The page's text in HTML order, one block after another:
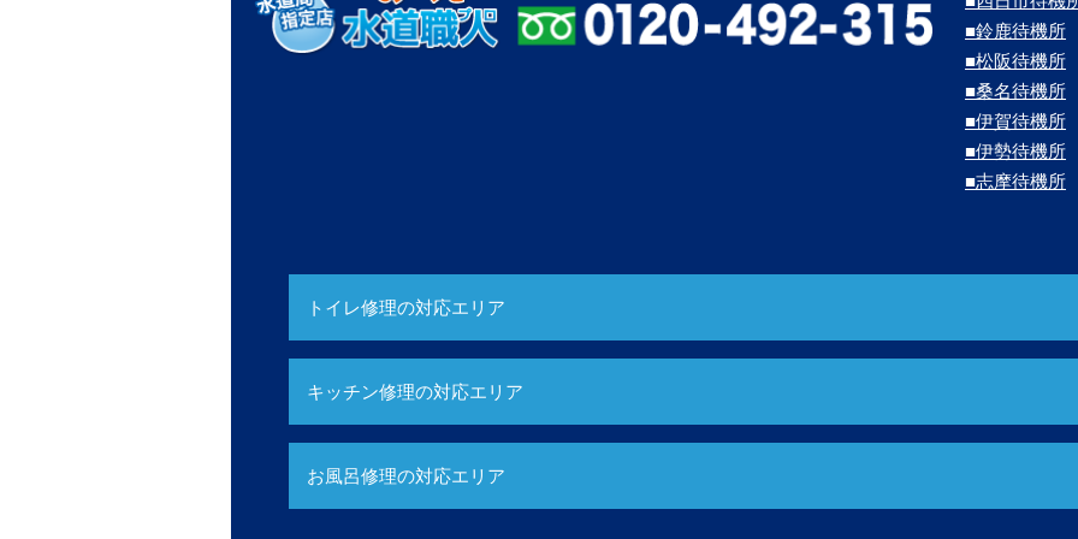
■鈴鹿待機所
■松阪待機所
■桑名待機所
■伊賀待機所
■伊勢待機所
■志摩待機所
トイレ修理の対応エリア
キッチン修理の対応エリア
お風呂修理の対応エリア